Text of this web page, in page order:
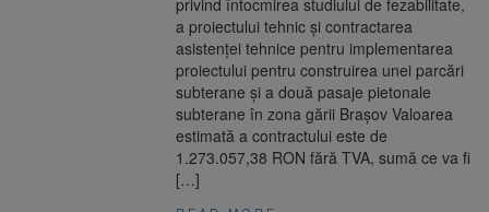
privind întocmirea studiului de fezabilitate,
a proiectului tehnic și contractarea
asistenței tehnice pentru implementarea
proiectului pentru construirea unei parcări
subterane și a două pasaje pietonale
subterane în zona gării Brașov Valoarea
estimată a contractului este de
1.273.057,38 RON fără TVA, sumă ce va fi
[…]